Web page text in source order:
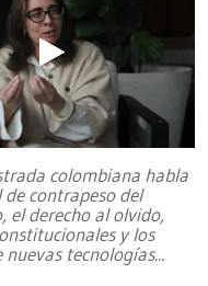
colombiana habla
de contrapeso del
el derecho al olvido,
y los
nuevas tecnologías...